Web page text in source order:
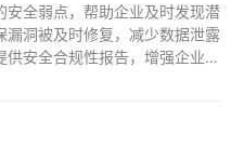
安全弱点，帮助企业及时发现潜
洞被及时修复，减少数据泄露
安全合规性报告，增强企业对